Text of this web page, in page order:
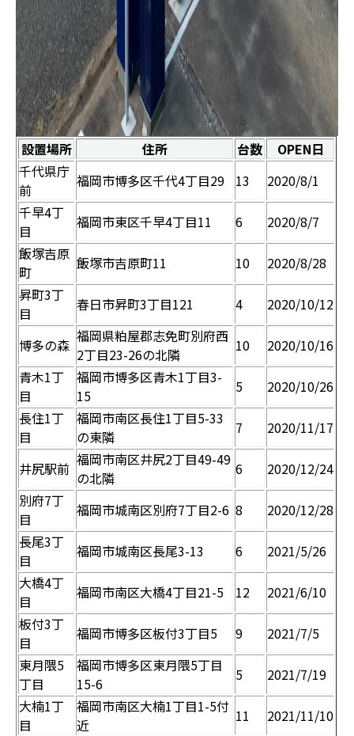
設置場所 住所 台数
OPEN日
千代県庁
前
福岡市博多区千代4丁目29 13
2020/8/1
千早4丁
目
福岡市東区千早4丁目11 6
2020/8/7
飯塚吉原
町
飯塚市吉原町11 10
2020/8/28
昇町3丁
目
春日市昇町3丁目121 4 2020/10/12
博多の森 福岡県粕屋郡志免町別府西
2丁目23-26の北隣
10
2020/10/16
青木1丁
目
福岡市博多区青木1丁目3-
15
5
2020/10/26
長住1丁
目
福岡市南区長住1丁目5-33
の東隣
7 2020/11/17
井尻駅前 福岡市南区井尻2丁目49-49
の北隣
6
2020/12/24
別府7丁
目
福岡市城南区別府7丁目2-6 8
2020/12/28
長尾3丁
目
福岡市城南区長尾3-13 6
2021/5/26
大橋4丁
目
福岡市南区大橋4丁目21-5 12
2021/6/10
板付3丁
目
福岡市博多区板付3丁目5 9
2021/7/5
東月隈5
丁目
福岡市博多区東月隈5丁目
15-6
5
2021/7/19
大楠1丁
目
福岡市南区大楠1丁目1-5付
近
11
2021/11/10